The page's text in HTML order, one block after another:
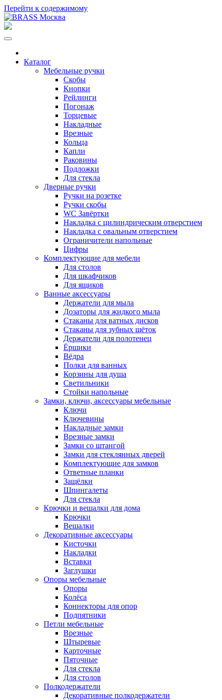
Перейти к содержимому
Каталог
Мебельные ручки
Скобы
Кнопки
Рейлинги
Погонаж
Торцевые
Накладные
Врезные
Кольца
Капли
Раковины
Подложки
Для стекла
Дверные ручки
Ручки на розетке
Ручки скобы
WC Завёртки
Накладка с цилиндрическим отверстием
Накладка с овальным отверстием
Ограничители напольные
Цифры
Комплектующие для мебели
Для столов
Для шкафчиков
Для ящиков
Ванные аксессуары
Держатели для мыла
Дозаторы для жидкого мыла
Стаканы для ватных дисков
Стаканы для зубных щёток
Держатели для полотенец
Ёршики
Вёдра
Полки для ванных
Корзины для душа
Светильники
Стойки напольные
Замки, ключи, аксессуары мебельные
Ключи
Ключевины
Накладные замки
Врезные замки
Замки со штангой
Замки для стеклянных дверей
Комплектующие для замков
Ответные планки
Защёлки
Шпингалеты
Для стекла
Крючки и вешалки для дома
Крючки
Вешалки
Декоративные аксессуары
Кисточки
Накладки
Вставки
Заглушки
Опоры мебельные
Опоры
Колёса
Коннекторы для опор
Подпятники
Петли мебельные
Врезные
Штыревые
Карточные
Пяточные
Для стекла
Для столов
Полкодержатели
Декоративные полкодержатели